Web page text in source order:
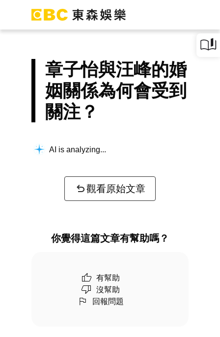
章子怡與汪峰的婚
姻關係為何會受到
關注？
AI is analyzing...
觀看原始文章
你覺得這篇文章有幫助嗎？
有幫助
沒幫助
回報問題